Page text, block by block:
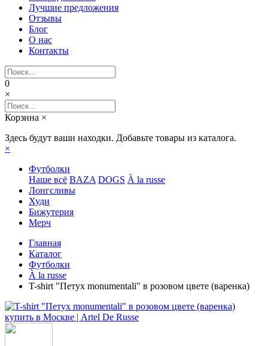
Лучшие предложения
Отзывы
Блог
О нас
Контакты
0
×
Корзина ×
Здесь будут ваши находки. Добавьте товары из каталога.
×
Футболки
Наше всё BAZA DOGS À la russe
Лонгсливы
Худи
Бижутерия
Мерч
Главная
Каталог
Футболки
À la russe
T-shirt "Петух monumentali" в розовом цвете (варенка)